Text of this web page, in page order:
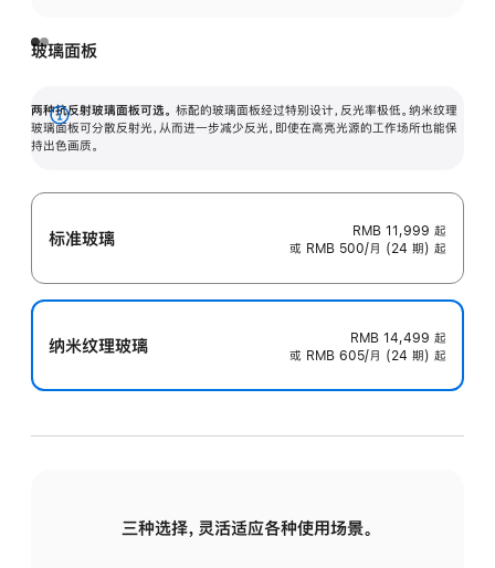
玻璃面板
两种抗反射玻璃面板可选。 标配的玻璃面板经过特别设计，反光率极低。纳米纹理
玻璃面板可分散反射光，从而进一步减少反光，即使在高亮光源的工作场所也能保
持出色画质。
展
开
标准玻璃 RMB 11,999 起
或 RMB 500/月 (24 期) 起
纳米纹理玻璃 RMB 14,499 起
或 RMB 605/月 (24 期) 起
三种选择，灵活适应各种使用场景。